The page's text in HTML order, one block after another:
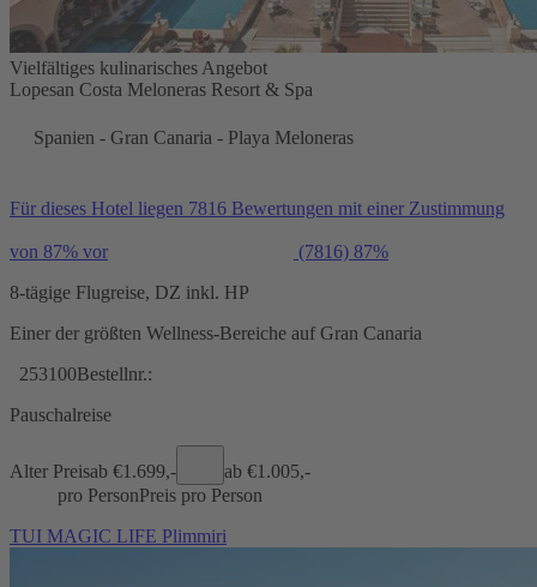
Vielfältiges kulinarisches Angebot
Lopesan Costa Meloneras Resort & Spa
Spanien - Gran Canaria - Playa Meloneras
Für dieses Hotel liegen 7816 Bewertungen mit einer Zustimmung
von 87% vor (7816) 87%
8-tägige Flugreise, DZ inkl. HP
Einer der größten Wellness-Bereiche auf Gran Canaria
253100Bestellnr.:
Pauschalreise
Alter Preisab €1.699,- ab €1.005,-
pro PersonPreis pro Person
TUI MAGIC LIFE Plimmiri